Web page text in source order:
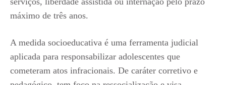
máximo de três anos.
A medida socioeducativa é uma ferramenta judicial
aplicada para responsabilizar adolescentes que
cometeram atos infracionais. De caráter corretivo e